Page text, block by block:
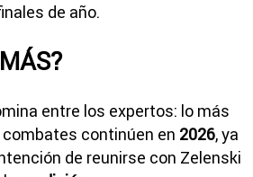
de año.
entre los expertos: lo más
continúen en 2026, ya
de reunirse con Zelenski